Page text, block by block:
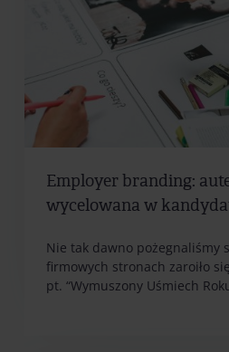
Employer branding:
wycelowana w
Nie tak dawno pożegnaliśmy
firmowych stronach zaroiło
pt. “Wymuszony Uśmiech